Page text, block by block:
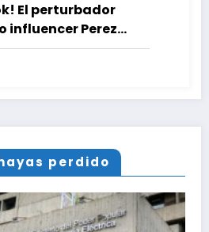
El perturbador
influencer Perez
a sus fans a pedir
perdido